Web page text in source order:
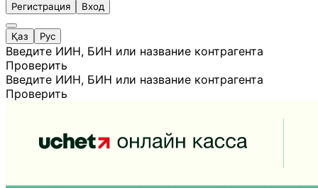
Регистрация Вход
Қаз Рус
Введите ИИН, БИН или название контрагента
Проверить
Введите ИИН, БИН или название контрагента
Проверить